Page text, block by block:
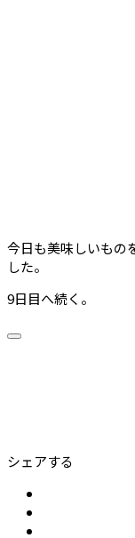
今日も美味しいもの
した。
9日目へ続く。
シェアする